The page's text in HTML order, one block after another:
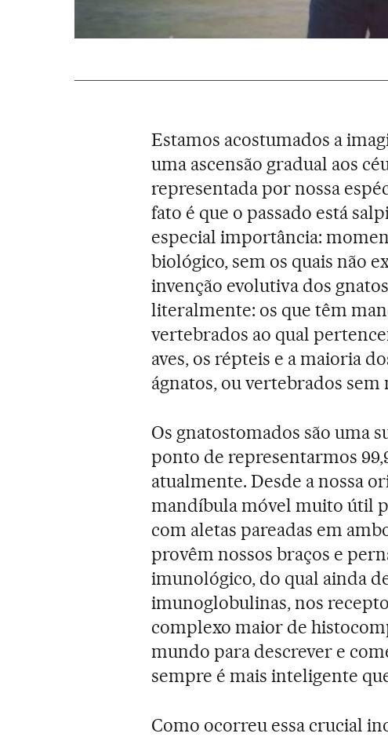
Estamos acostumados a
uma ascensão gradual aos
representada por nossa
fato é que o passado está
especial importância:
biológico, sem os quais não
invenção evolutiva dos
literalmente: os que têm
vertebrados ao qual
aves, os répteis e a maioria
ágnatos, ou vertebrados sem
Os gnatostomados são uma
ponto de representarmos
atualmente. Desde a nossa
mandíbula móvel muito útil
com aletas pareadas em
provêm nossos braços e
imunológico, do qual ainda
imunoglobulinas, nos
complexo maior de
mundo para descrever e
sempre é mais inteligente
Como ocorreu essa crucial